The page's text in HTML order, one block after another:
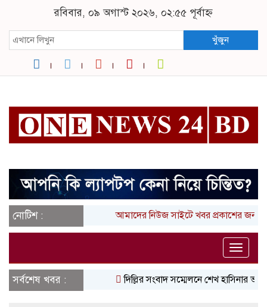
রবিবার, ০৯ অগাস্ট ২০২৬, ০২:৫৫ পূর্বাহ্ন
খুঁজুন
নোটিশ : আমাদের নিউজ সাইটে খবর প্রকাশের
Toggle
সর্বশেষ খবর :
দিল্লির সংবাদ সম্মেলনে শেখ হাসিনার